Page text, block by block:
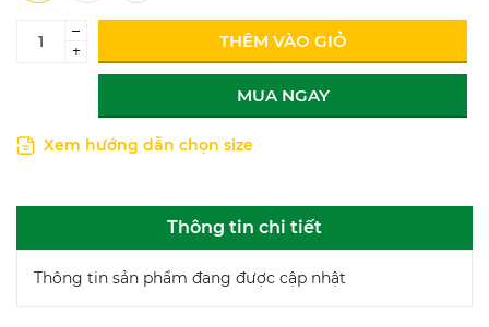
–
+
THÊM VÀO GIỎ
MUA NGAY
Xem hướng dẫn chọn size
Thông tin chi tiết
Thông tin sản phẩm đang được cập nhật